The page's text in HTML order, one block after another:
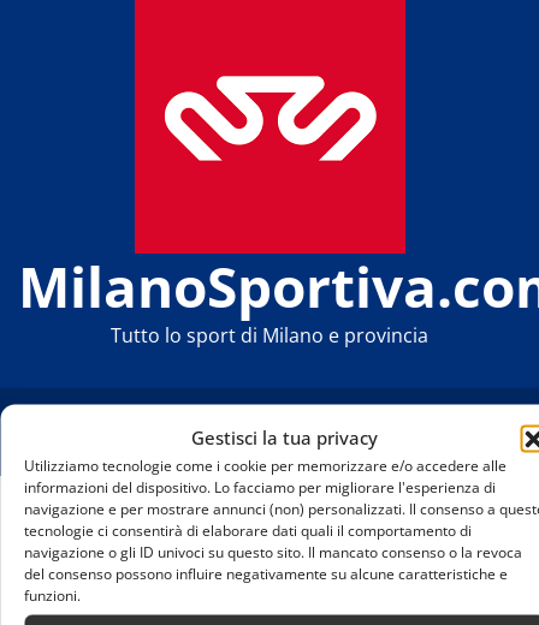
Gestisci la tua privacy
Utilizziamo tecnologie come i cookie per memorizzare e/o accedere alle
informazioni del dispositivo. Lo facciamo per migliorare l'esperienza di
navigazione e per mostrare annunci (non) personalizzati. Il consenso a
tecnologie ci consentirà di elaborare dati quali il comportamento di
navigazione o gli ID univoci su questo sito. Il mancato consenso o la revoca
del consenso possono influire negativamente su alcune caratteristiche e
funzioni.
Tutto lo sport di Milano e provincia
Home
Il centro sportivo Falcone e Borsellino di Cormano
punta sulla sostenibilità